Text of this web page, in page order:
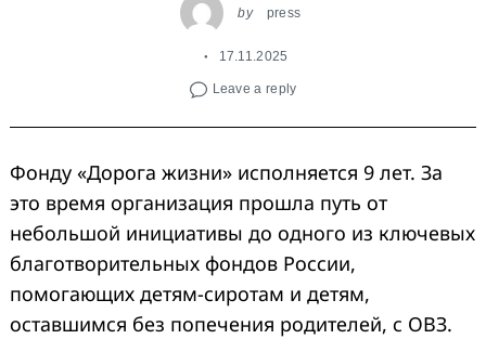
by press
17.11.2025
Leave a reply
Фонду «Дорога жизни» исполняется 9 лет. За
это время организация прошла путь от
небольшой инициативы до одного из ключевых
благотворительных фондов России,
помогающих детям-сиротам и детям,
оставшимся без попечения родителей, с ОВЗ.